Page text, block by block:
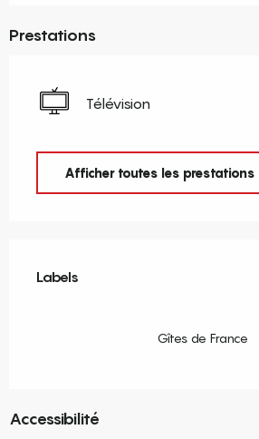
Prestations
Télévision
Afficher toutes les prestations
Labels
Labels
Gîtes de France
Accessibilité